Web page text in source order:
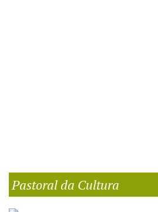
Pastoral da Cultura